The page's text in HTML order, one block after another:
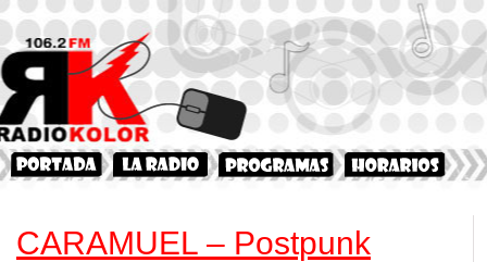
CARAMUEL – Postpunk